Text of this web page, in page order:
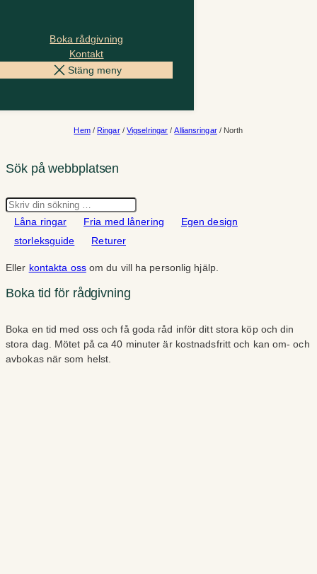
Boka rådgivning
Kontakt
Stäng meny
Hem/Ringar/ Vigselringar /Alliansringar/ North
Sök på webbplatsen
Sök
Låna ringar
Fria med lånering
Egen design
storleksguide
Returer
Eller kontakta ossom du vill ha personlig hjälp.
Boka tid för rådgivning
Boka en tid med oss och få goda råd inför ditt stora köp och din
stora dag. Mötet på ca 40 minuter är kostnadsfritt och kan om- och
avbokas när som helst.